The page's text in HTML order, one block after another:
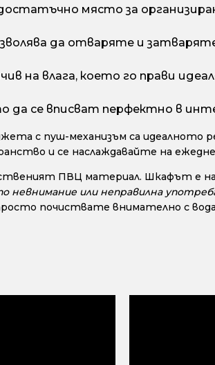
място за
да отваряте и
на влага, което го прави
да се вписват перфектно в
с пуш-механизъм са идеалното
и се наслаждавайте на
ПВЦ материал. Шкафът е
или неправилна
почиствате внимателно с